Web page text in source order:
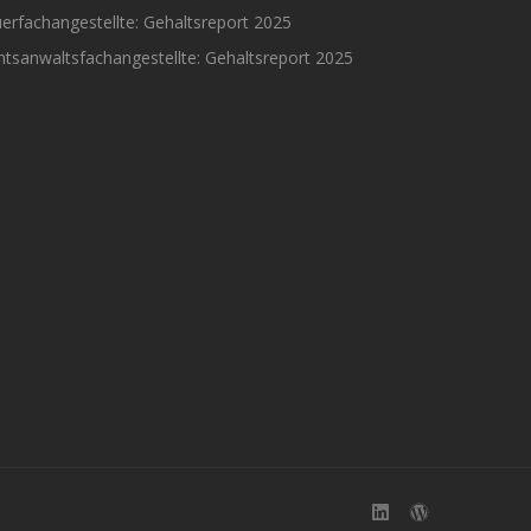
Gehaltsreport 2025
Gehaltsreport 2025